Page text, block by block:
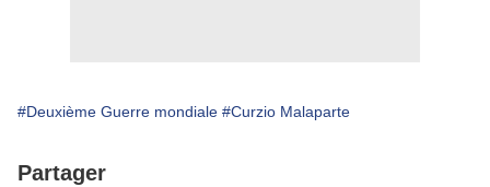
#Deuxième Guerre mondiale #Curzio Malaparte
Partager